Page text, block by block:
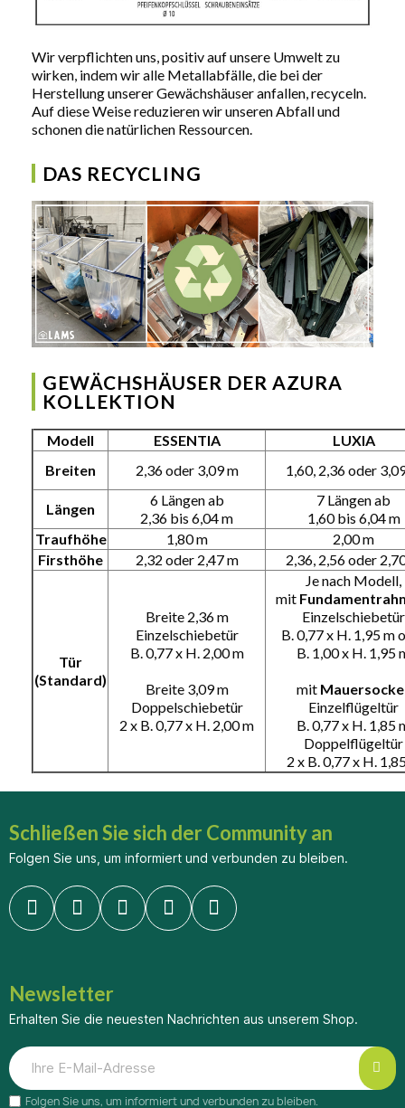
Wir verpflichten uns, positiv auf unsere Umwelt zu
wirken, indem wir alle Metallabfälle, die bei der
Herstellung unserer Gewächshäuser anfallen, recyceln.
Auf diese Weise reduzieren wir unseren Abfall und
schonen die natürlichen Ressourcen.
DAS RECYCLING
GEWÄCHSHÄUSER DER AZURA
KOLLEKTION
Modell ESSENTIA
LUXIA
Breiten
2,36 oder 3,09 m 1,60, 2,36 oder
Längen
6 Längen ab
2,36 bis 6,04 m
7 Längen ab
1,60 bis 6,04 m
Traufhöhe
1,80 m
2,00 m
Firsthöhe
2,32 oder 2,47 m 2,36, 2,56 oder
Tür
(Standard)
Breite 2,36 m
Einzelschiebetür
B. 0,77 x H. 2,00 m
Breite 3,09 m
Doppelschiebetür
2 x B. 0,77 x H. 2,00 m
Je nach Modell,
mit
Einzelschiebetür
B. 0,77 x H. 1,95 m
B. 1,00 x H. 1,95
mit
Einzelflügeltür
B. 0,77 x H. 1,85
Doppelflügeltür
2 x B. 0,77 x H.
Schließen Sie sich der Community an
Folgen Sie uns, um informiert und verbunden zu bleiben.
Newsletter
Erhalten Sie die neuesten Nachrichten aus unserem Shop.
Folgen Sie uns, um informiert und verbunden zu bleiben.